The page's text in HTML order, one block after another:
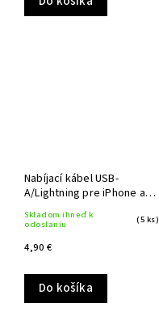
Nabíjací kábel USB-
A/Lightning pre iPhone a
iPad 1 m
Skladom ihneď k
odoslaniu
(5 ks)
4,90 €
Do košíka